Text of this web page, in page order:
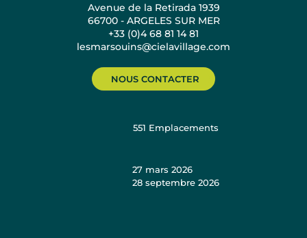
Avenue de la Retirada 1939
66700 - ARGELES SUR MER
+33 (0)4 68 81 14 81
lesmarsouins@cielavillage.com
NOUS CONTACTER
551 Emplacements
27 mars 2026
28 septembre 2026